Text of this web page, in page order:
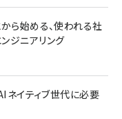
から始める、使われる社
ジニアリング
ネイティブ世代に必要